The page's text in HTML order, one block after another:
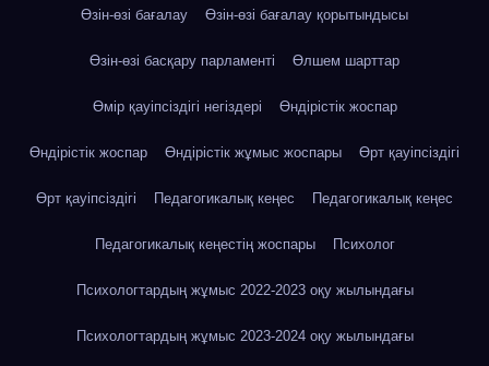
Өзін-өзі бағалау Өзін-өзі бағалау қорытындысы
Өзін-өзі басқару парламенті Өлшем шарттар
Өмір қауіпсіздігі негіздері Өндірістік жоспар
Өндірістік жоспар Өндірістік жұмыс жоспары Өрт қауіпсіздігі
Өрт қауіпсіздігі Педагогикалық кеңес Педагогикалық кеңес
Педагогикалық кеңестің жоспары Психолог
Психологтардың жұмыс 2022-2023 оқу жылындағы
Психологтардың жұмыс 2023-2024 оқу жылындағы